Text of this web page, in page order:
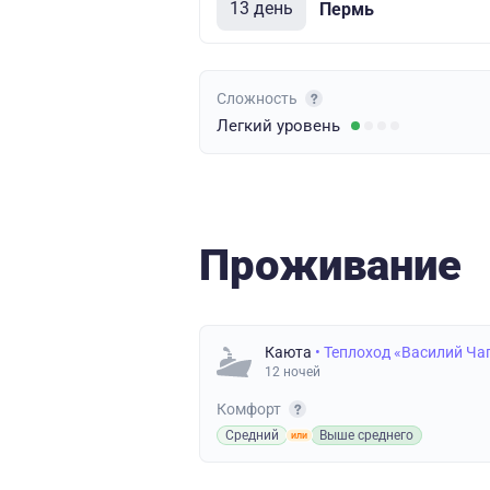
13 день Пермь
Сложность
Легкий уровень
Проживание
Каюта • Теплоход «Василий
12 ночей
Комфорт
Средний Выше среднего